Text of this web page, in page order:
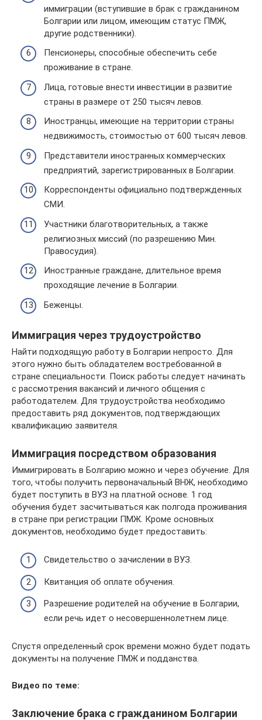
иммиграции (вступившие в брак с гражданином
Болгарии или лицом, имеющим статус ПМЖ,
другие родственники).
Пенсионеры, способные обеспечить себе
проживание в стране.
Лица, готовые внести инвестиции в развитие
страны в размере от 250 тысяч левов.
Иностранцы, имеющие на территории страны
недвижимость, стоимостью от 600 тысяч левов.
Представители иностранных коммерческих
предприятий, зарегистрированных в Болгарии.
Корреспонденты официально подтвержденных
СМИ.
Участники благотворительных, а также
религиозных миссий (по разрешению Мин.
Правосудия).
Иностранные граждане, длительное время
проходящие лечение в Болгарии.
Беженцы.
Иммиграция через трудоустройство
Найти подходящую работу в Болгарии непросто. Для
этого нужно быть обладателем востребованной в
стране специальности. Поиск работы следует начинать
с рассмотрения вакансий и личного общения с
работодателем. Для трудоустройства необходимо
предоставить ряд документов, подтверждающих
квалификацию заявителя.
Иммиграция посредством образования
Иммигрировать в Болгарию можно и через обучение. Для
того, чтобы получить первоначальный ВНЖ, необходимо
будет поступить в ВУЗ на платной основе. 1 год
обучения будет засчитываться как полгода проживания
в стране при регистрации ПМЖ. Кроме основных
документов, необходимо будет предоставить:
Свидетельство о зачислении в ВУЗ.
Квитанция об оплате обучения.
Разрешение родителей на обучение в Болгарии,
если речь идет о несовершеннолетнем лице.
Спустя определенный срок времени можно будет подать
документы на получение ПМЖ и подданства.
Видео по теме:
Заключение брака с гражданином Болгарии